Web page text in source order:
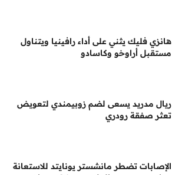
هانزي فليك يثني على أداء رافينيا ويتناول
مستقبل أراوخو وكاسادو
ريال مدريد يسعى لضم زوبيمندي لتعويض
تعثر صفقة رودري
الإصابات تضطر مانشستر يونايتد للاستعانة